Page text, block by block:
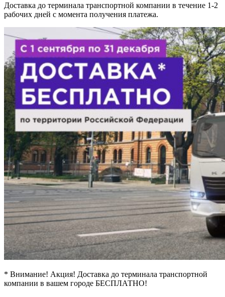
Доставка до терминала транспортной компании в течение 1-2
рабочих дней с момента получения платежа.
* Внимание! Акция! Доставка до терминала транспортной
компании в вашем городе БЕСПЛАТНО!